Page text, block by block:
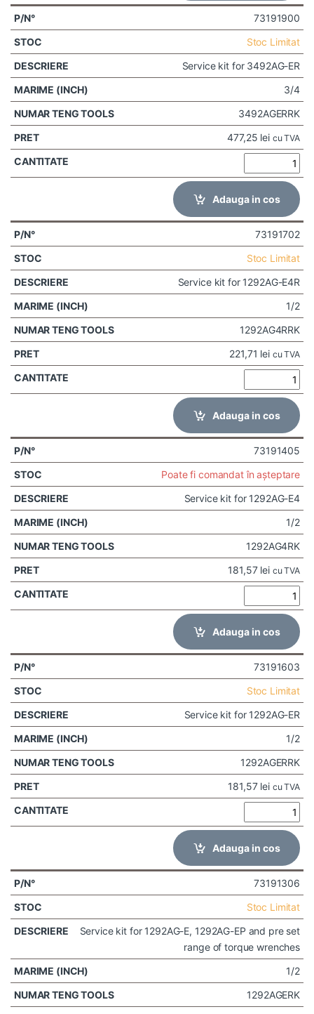
73191900
Stoc Limitat
Service kit for 3492AG-ER
3/4
3492AGERRK
477,25 lei cu TVA
Adauga in cos
73191702
Stoc Limitat
Service kit for 1292AG-E4R
1/2
1292AG4RRK
221,71 lei cu TVA
Adauga in cos
73191405
Poate fi comandat în așteptare
Service kit for 1292AG-E4
1/2
1292AG4RK
181,57 lei cu TVA
Adauga in cos
73191603
Stoc Limitat
Service kit for 1292AG-ER
1/2
1292AGERRK
181,57 lei cu TVA
Adauga in cos
73191306
Stoc Limitat
Service kit for 1292AG-E, 1292AG-EP and pre set
range of torque wrenches
1/2
1292AGERK